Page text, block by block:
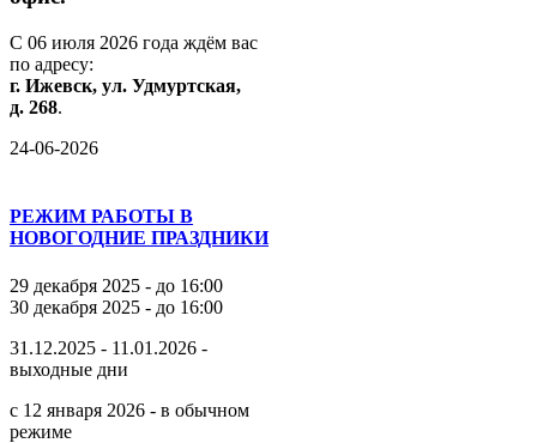
С 06 июля 2026 года ждём вас
по адресу:
г. Ижевск, ул. Удмуртская,
д. 268.
24-06-2026
РЕЖИМ РАБОТЫ В
НОВОГОДНИЕ ПРАЗДНИКИ
29 декабря 2025 - до 16:00
30 декабря 2025 - до 16:00
31.12.2025 - 11.01.2026 -
выходные дни
с 12 января 2026 - в обычном
режиме